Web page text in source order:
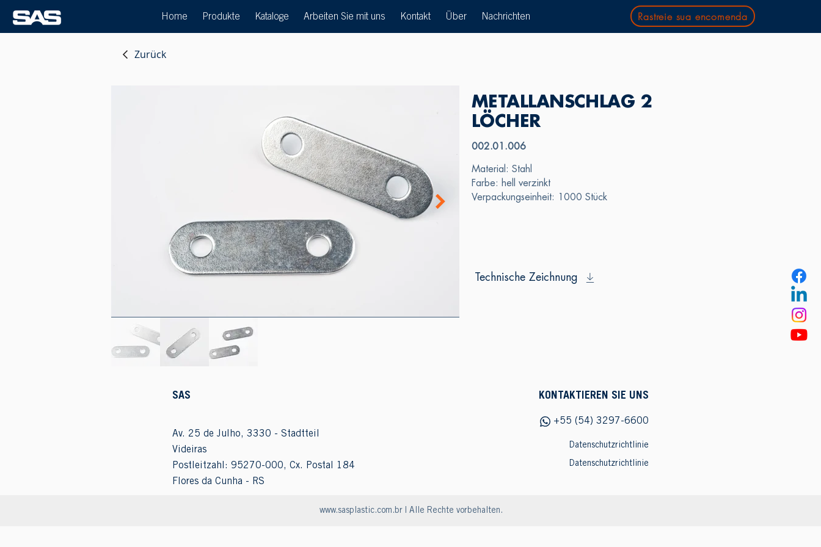
Home Produkte Kataloge Arbeiten Sie mit uns Kontakt Über Nachrichten Rastreie sua encomenda
Zurück
METALLANSCHLAG 2
LÖCHER
002.01.006
Material: Stahl
Farbe: hell verzinkt
Verpackungseinheit: 1000 Stück
Technische Zeichnung
SAS
Av. 25 de Julho, 3330 - Stadtteil
Videiras
Postleitzahl: 95270-000, Cx. Postal 184
Flores da Cunha - RS
KONTAKTIEREN SIE UNS
+55 (54) 3297-6600
Datenschutzrichtlinie
Datenschutzrichtlinie
www.sasplastic.com.br | Alle Rechte vorbehalten.